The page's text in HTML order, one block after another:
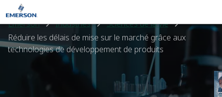
Emerson Industries
Sciences de la vie
Réduire les délais de mise sur le marché grâce aux
technologies de développement de produits